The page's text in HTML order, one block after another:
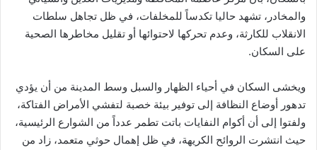
والمخادر، تشهد حاليا تكدساً للمخلفات، في ظل تجاهل سلطات
الانقلاب للكارثة، وعدم تحركها لاحتوائها أو تقليل مخاطرها الصحية
على السكان.
ويخشى السكان في أحياء الظهار والسبل وسط المدينة من أن يؤدي
تدهور أوضاع النظافة إلى توفير بيئة خصبة لتفشي الأمراض الفتاكة،
ولفتوا إلى أن أكوام النفايات باتت تطمر عدداً من الشوارع الرئيسية،
حيث انتشرت الروائح الكريهة، في ظل إهمال حوثي متعمد، زاد من